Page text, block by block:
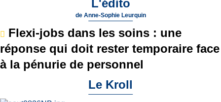
L'édito
de Anne-Sophie Leurquin
Flexi-jobs dans les soins : une
réponse qui doit rester temporaire face
à la pénurie de personnel
Le Kroll